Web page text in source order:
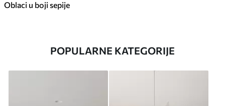
Oblaci u boji sepije
POPULARNE KATEGORIJE